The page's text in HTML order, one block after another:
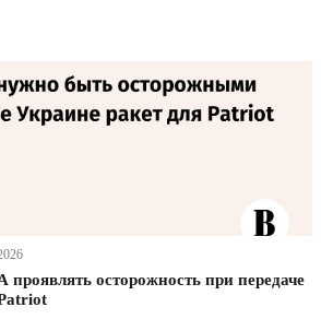
осторожность при передаче